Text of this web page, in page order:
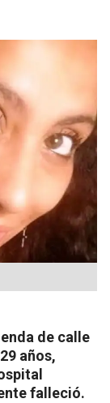
de calle
años,
falleció.